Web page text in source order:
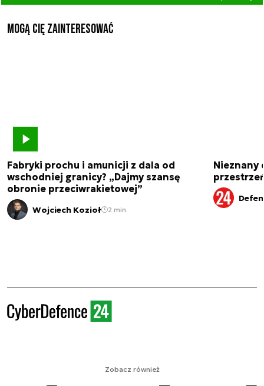
Mogą Cię zainteresować
Fabryki prochu i amunicji z dala od
wschodniej granicy? „Dajmy szansę
obronie przeciwrakietowej”
Wojciech Kozioł 2 min.
Nieznany
Zobacz również